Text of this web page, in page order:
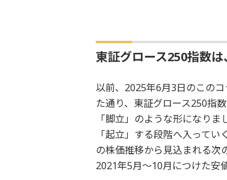
東証グロース250指数
以前、2025年6月3日のこのコ
た通り、東証グロース250指
「脚立」のような形になり
「起立」する段階へ入って
の株価推移から見込まれる次
2021年5月～10月につけた安